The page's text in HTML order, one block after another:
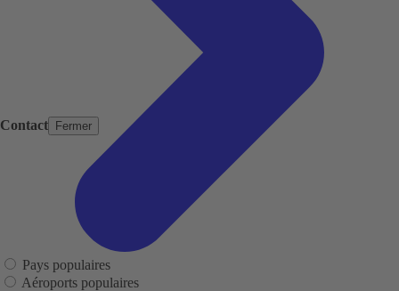
Contact Fermer
Pays populaires
Aéroports populaires